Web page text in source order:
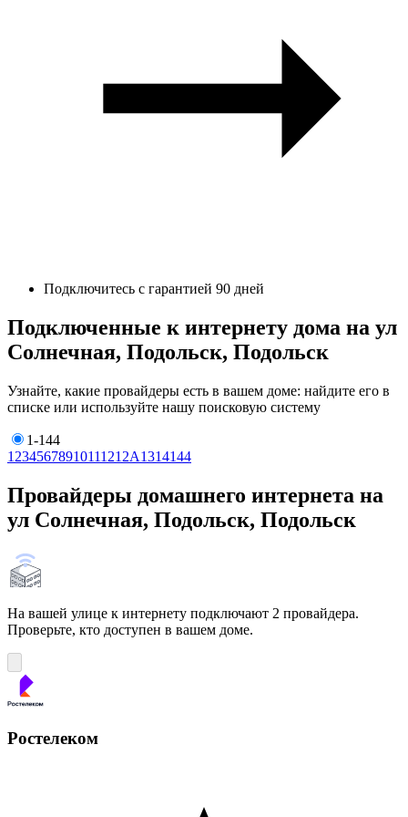
Подключитесь с гарантией 90 дней
Подключенные к интернету дома на ул
Солнечная, Подольск, Подольск
Узнайте, какие провайдеры есть в вашем доме: найдите его в
списке или используйте нашу поисковую систему
1-144
1 2345678910111212А1314144
Провайдеры домашнего интернета на
ул Солнечная, Подольск, Подольск
На вашей улице к интернету подключают 2 провайдера.
Проверьте, кто доступен в вашем доме.
Ростелеком